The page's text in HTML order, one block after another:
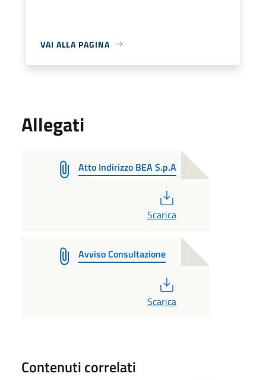
VAI ALLA PAGINA
Allegati
Atto Indirizzo BEA S.p.A
Scarica
Avviso Consultazione
Scarica
Contenuti correlati